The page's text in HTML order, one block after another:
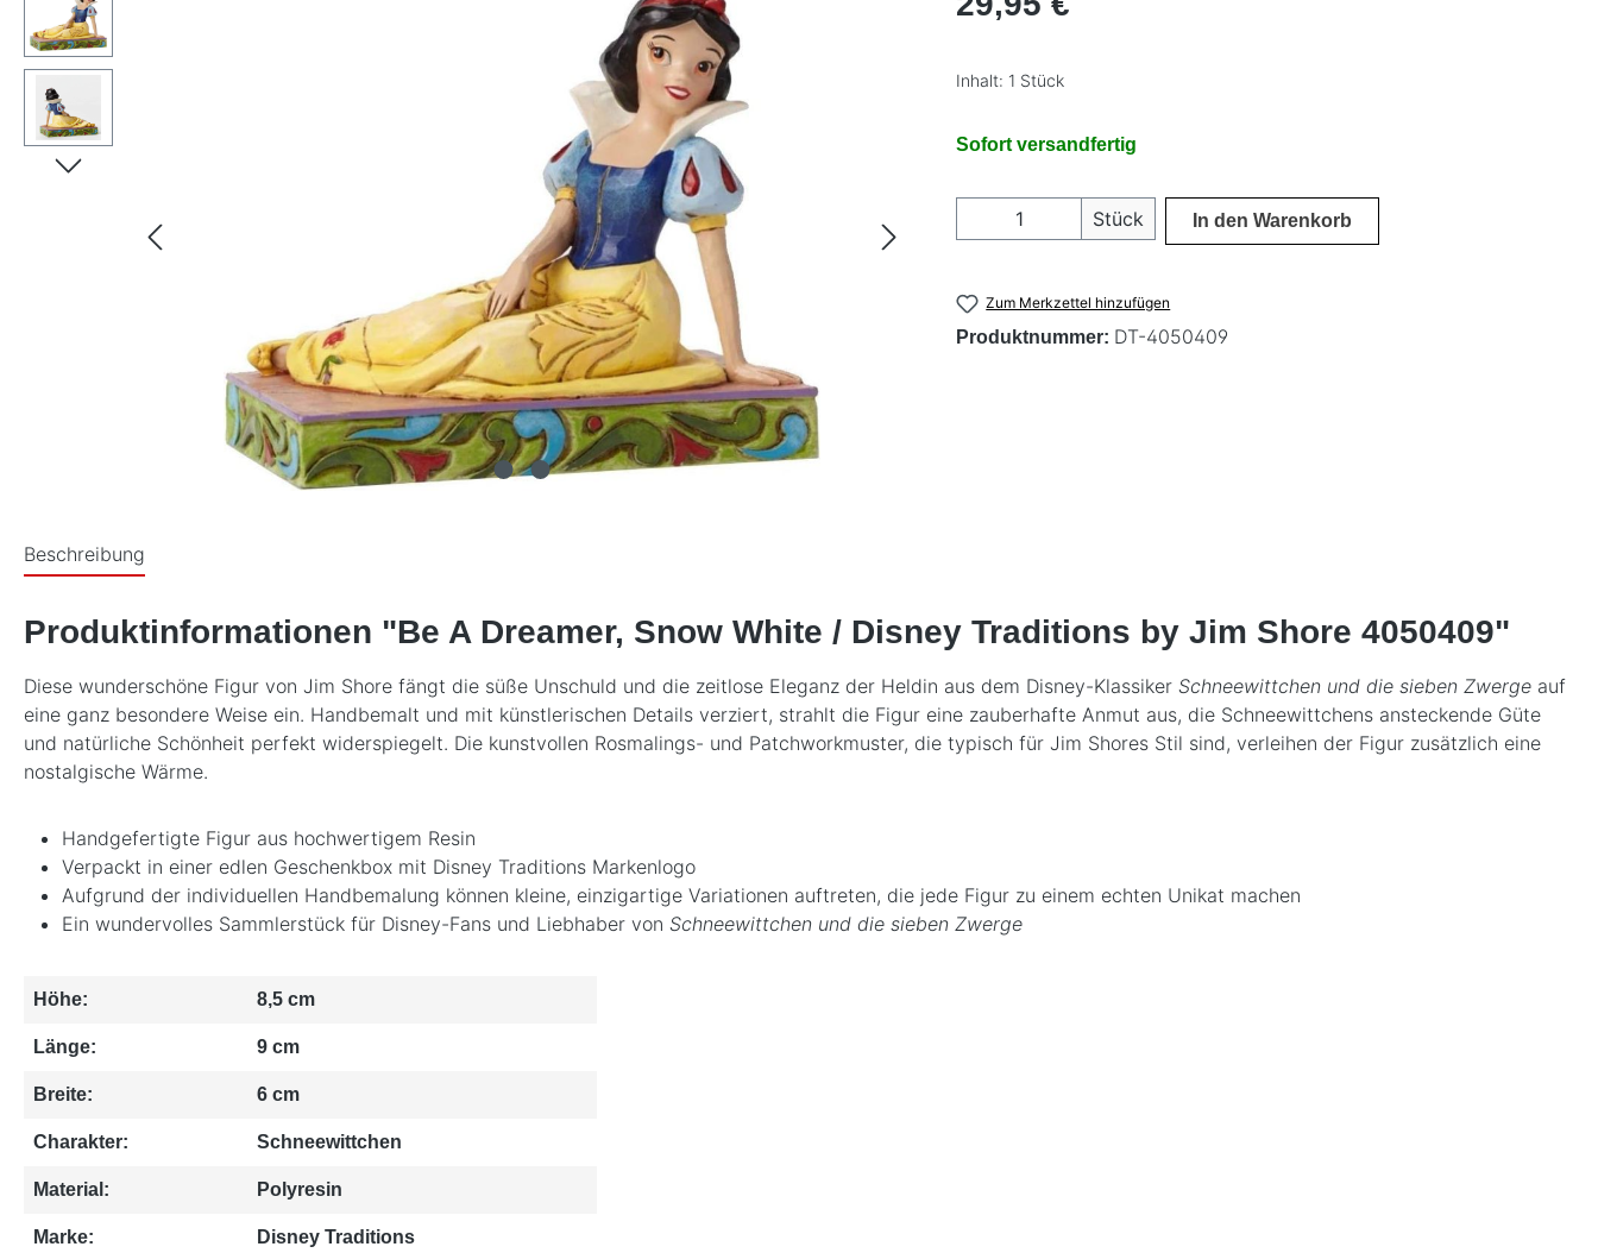
Inhalt: 1 Stück
Sofort versandfertig
Produkt Anzahl: Gib den gewünschten Wert
Stück In den Warenkorb
Zum Merkzettel hinzufügen
Produktnummer: DT-4050409
Beschreibung
Produktinformationen "Be A Dreamer, Snow White / Disney Traditions by Jim Shore 4050409"
Diese wunderschöne Figur von Jim Shore fängt die süße Unschuld und die zeitlose Eleganz der Heldin aus dem Disney-Klassiker Schneewittchen und die sieben Zwerge auf
eine ganz besondere Weise ein. Handbemalt und mit künstlerischen Details verziert, strahlt die Figur eine zauberhafte Anmut aus, die Schneewittchens ansteckende Güte
und natürliche Schönheit perfekt widerspiegelt. Die kunstvollen Rosmalings- und Patchworkmuster, die typisch für Jim Shores Stil sind, verleihen der Figur zusätzlich eine
nostalgische Wärme.
Handgefertigte Figur aus hochwertigem Resin
Verpackt in einer edlen Geschenkbox mit Disney Traditions Markenlogo
Aufgrund der individuellen Handbemalung können kleine, einzigartige Variationen auftreten, die jede Figur zu einem echten Unikat machen
Ein wundervolles Sammlerstück für Disney-Fans und Liebhaber von Schneewittchen und die sieben Zwerge
Höhe: 8,5 cm
Länge: 9 cm
Breite: 6 cm
Charakter: Schneewittchen
Material: Polyresin
Marke: Disney Traditions